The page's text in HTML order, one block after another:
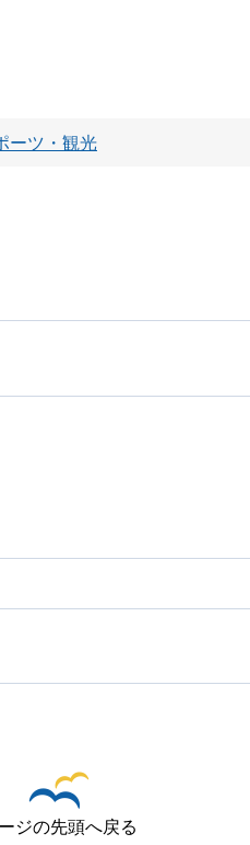
ーツ・観光
ジの先頭へ戻る